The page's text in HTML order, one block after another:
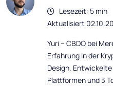
Lesezeit: 5 min
Aktualisiert
Yuri – CBDO bei
Erfahrung in der
Design.
Plattformen und 3